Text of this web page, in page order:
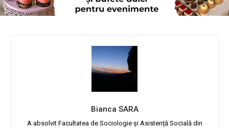
Bianca SARA
A absolvit Facultatea de Sociologie și Asistență Socială din